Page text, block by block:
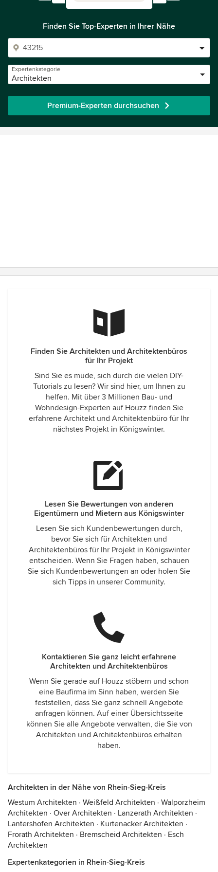
Finden Sie Top-Experten in Ihrer Nähe
Expertenkategorie
Architekten
Premium-Experten durchsuchen
Finden Sie Architekten und Architektenbüros
für Ihr Projekt
Sind Sie es müde, sich durch die vielen DIY-
Tutorials zu lesen? Wir sind hier, um Ihnen zu
helfen. Mit über 3 Millionen Bau- und
Wohndesign-Experten auf Houzz finden Sie
erfahrene Architekt und Architektenbüro für Ihr
nächstes Projekt in Königswinter.
Lesen Sie Bewertungen von anderen
Eigentümern und Mietern aus Königswinter
Lesen Sie sich Kundenbewertungen durch,
bevor Sie sich für Architekten und
Architektenbüros für Ihr Projekt in Königswinter
entscheiden. Wenn Sie Fragen haben, schauen
Sie sich Kundenbewertungen an oder holen Sie
sich Tipps in unserer Community.
Kontaktieren Sie ganz leicht erfahrene
Architekten und Architektenbüros
Wenn Sie gerade auf Houzz stöbern und schon
eine Baufirma im Sinn haben, werden Sie
feststellen, dass Sie ganz schnell Angebote
anfragen können. Auf einer Übersichtsseite
können Sie alle Angebote verwalten, die Sie von
Architekten und Architektenbüros erhalten
haben.
Architekten in der Nähe von Rhein-Sieg-Kreis
Westum Architekten · Weißfeld Architekten · Walporzheim
Architekten · Over Architekten · Lanzerath Architekten ·
Lantershofen Architekten · Kurtenacker Architekten ·
Frorath Architekten · Bremscheid Architekten · Esch
Architekten
Expertenkategorien in Rhein-Sieg-Kreis